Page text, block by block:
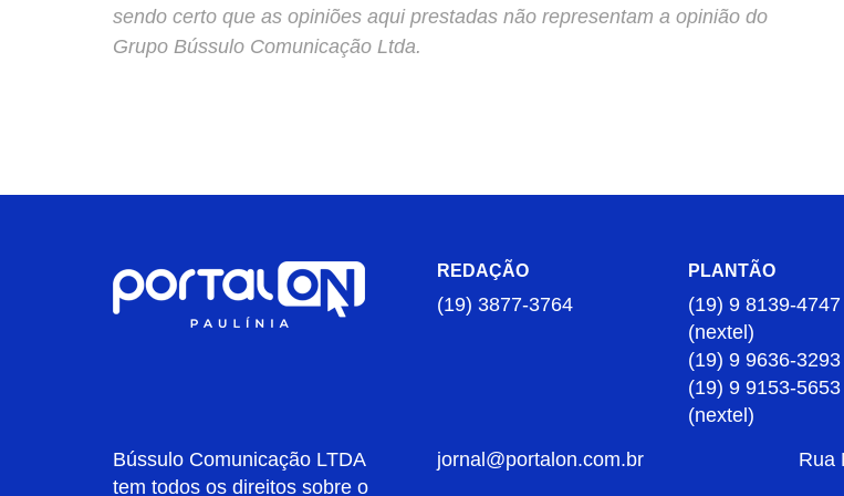
sendo certo que as opiniões aqui prestadas não representam a opinião do
Grupo Bússulo Comunicação Ltda.
REDAÇÃO
(19) 3877-3764
PLANTÃO
(19) 9 8139-4747
(nextel)
(19) 9 9636-
(19) 9 9153-5653
(nextel)
Bússulo Comunicação LTDA
tem todos os direitos sobre o
jornal@portalon.com.br
Rua